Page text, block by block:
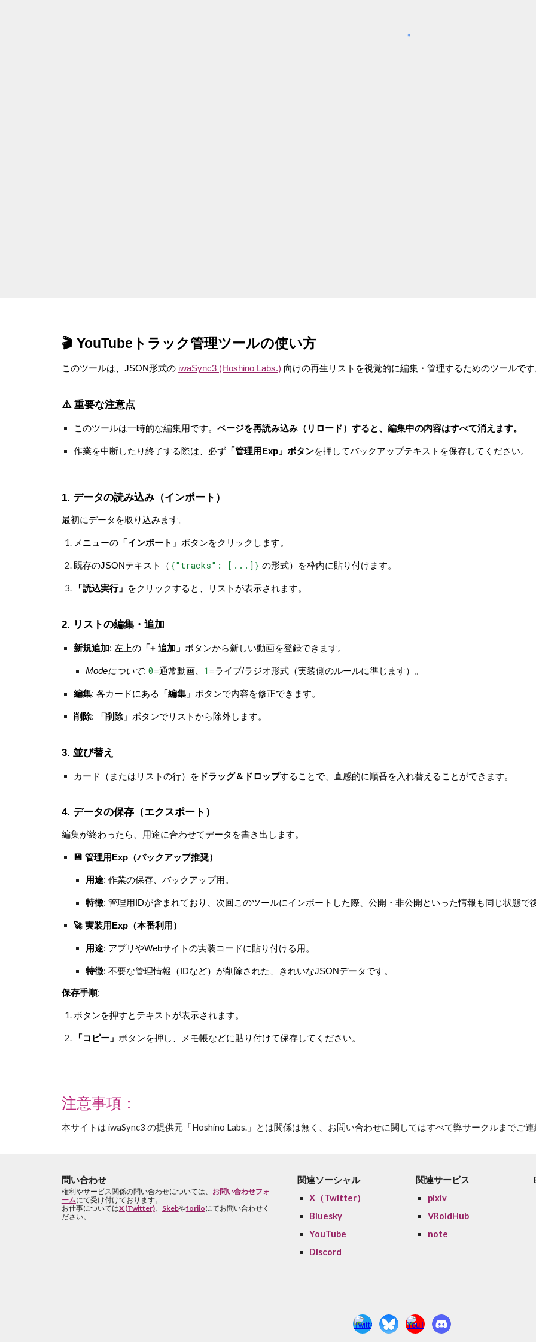
🎬 YouTubeトラック管理ツールの使い方
このツールは、JSON形式の iwaSync3 (Hoshino Labs.) 向けの再生リストを視覚的に編集・管理するためのツールです
⚠️ 重要な注意点
このツールは一時的な編集用です。 ページを再読み込み（リロード）すると、編集中の内容はすべて消えます。
作業を中断したり終了する際は、必ず「管理用Exp」ボタンを押してバックアップテキストを保存してください。
1. データの読み込み（インポート）
最初にデータを取り込みます。
メニューの「インポート」 ボタンをクリックします。
既存のJSONテキスト（ {"tracks": [...]} の形式）を枠内に貼り付けます。
「読込実行」 をクリックすると、リストが表示されます。
2. リストの編集・追加
新規追加: 左上の「+ 追加」 ボタンから新しい動画を登録できます。
Modeについて: 0=通常動画、 1 =ライブ/ラジオ形式（実装側のルールに準じます）。
編集: 各カードにある 「編集」 ボタンで内容を修正できます。
削除: 「削除」 ボタンでリストから除外します。
3. 並び替え
カード（またはリストの行）を ドラッグ＆ドロップすることで、直感的に順番を入れ替えることができます。
4. データの保存（エクスポート）
編集が終わったら、用途に合わせてデータを書き出します。
💾 管理用Exp（バックアップ推奨）
用途: 作業の保存、バックアップ用。
特徴: 管理用IDが含まれており、次回このツールにインポートした際、公開・非公開といった情報も同じ状態で
🚀 実装用Exp（本番利用）
用途: アプリやWebサイトの実装コードに貼り付ける用。
特徴: 不要な管理情報（IDなど）が削除された、きれいなJSONデータです。
保存手順:
ボタンを押すとテキストが表示されます。
「コピー」 ボタンを押し、メモ帳などに貼り付けて保存してください。
注意事項：
本サイトは iwaSync3 の提供元「Hoshino Labs.」とは関係は無く、お問い合わせに関してはすべて弊サークルまでご連
問い合わせ
権利やサービス関係の問い合わせについては、 お問い合わせフォ
ームにて受け付けております。
お仕事についてはX (Twitter)、 Skebやforiioにてお問い合わせく
ださい。
関連ソーシャル
X（Twitter）
Bluesky
YouTube
Discord
関連サービス
pixiv
VRoidHub
note